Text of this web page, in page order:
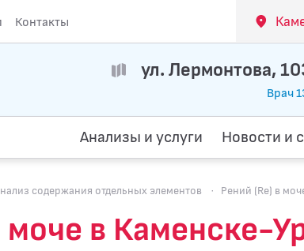
Контакты
ул. Лермонтова,
Врач
Анализы и услуги Новости и
содержания отдельных элементов · Рений (Re) в
моче в Каменске-